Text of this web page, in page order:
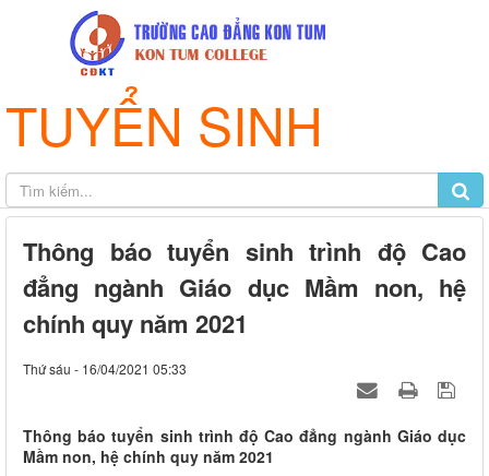
TUYỂN SINH
Thông báo tuyển sinh trình độ Cao
đẳng ngành Giáo dục Mầm non, hệ
chính quy năm 2021
Thứ sáu - 16/04/2021 05:33
Thông báo tuyển sinh trình độ Cao đẳng ngành Giáo dục
Mầm non, hệ chính quy năm 2021